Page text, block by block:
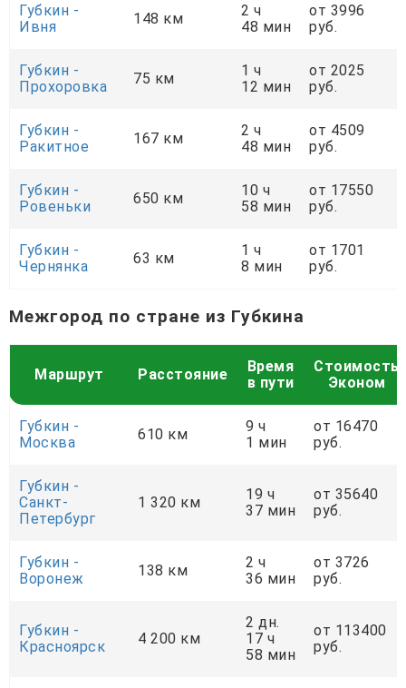
Губкин -
Ивня
148 км
2 ч
48 мин
от 3996
руб.
Губкин -
Прохоровка
75 км
1 ч
12 мин
от 2025
руб.
Губкин -
Ракитное
167 км
2 ч
48 мин
от 4509
руб.
Губкин -
Ровеньки
650 км
10 ч
58 мин
от 17550
руб.
Губкин -
Чернянка
63 км
1 ч
8 мин
от 1701
руб.
Межгород по стране из Губкина
Маршрут Расстояние
Время
в пути
Стоимость
Эконом
Губкин -
Москва
610 км
9 ч
1 мин
от 16470
руб.
Губкин -
Санкт-
Петербург
1 320 км
19 ч
37 мин
от 35640
руб.
Губкин -
Воронеж
138 км
2 ч
36 мин
от 3726
руб.
Губкин -
Красноярск
4 200 км
2 дн.
17 ч
58 мин
от 113400
руб.